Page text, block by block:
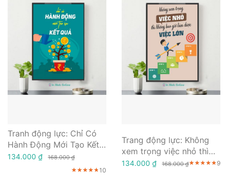
Tranh động lực: Chỉ Có
Hành Động Mới Tạo Kết
Quả
134.000 ₫ 168.000 ₫
★★★★★
★★★★★
★★★★★10
Trang động lực: Không
xem trọng việc nhỏ thì
không bao giờ làm được
134.000 ₫ 168.000 ₫★★★★★
★★★★★
★★★★★ 9